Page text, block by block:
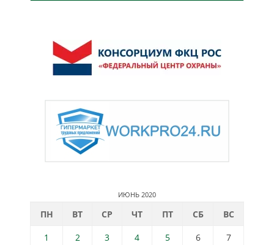
ИЮНЬ 2020
ПН ВТ СР ЧТ ПТ СБ
ВС
1
2 3 4 5 6
7